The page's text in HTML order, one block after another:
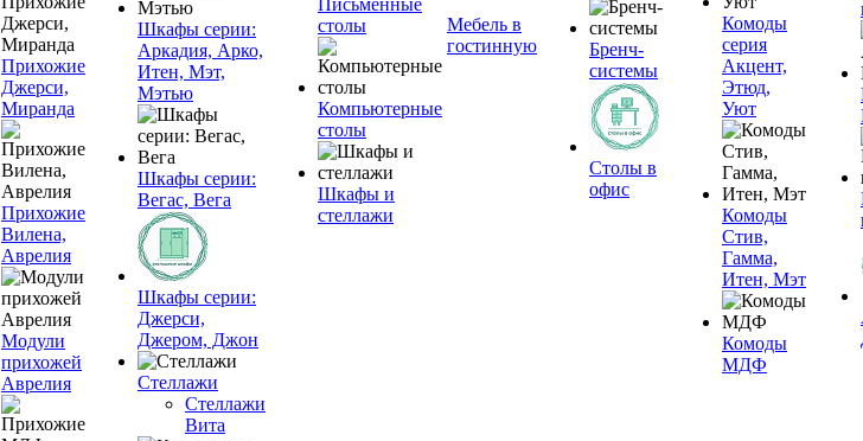
Прихожие
Джерси,
Миранда
Прихожие
Вилена,
Аврелия
Модули
прихожей
Аврелия
Шкафы серии:
Аркадия, Арко,
Итен, Мэт,
Мэтью
Шкафы серии:
Вегас, Вега
Шкафы серии:
Джерси,
Джером, Джон
Стеллажи
Стеллажи
Вита
Письменные
столы
Компьютерные
столы
Шкафы и
стеллажи
Мебель в
гостинную
Бренч-
системы
Столы в
офис
Комоды
серия
Акцент,
Этюд,
Уют
Комоды
Стив,
Гамма,
Итен, Мэт
Комоды
МДФ